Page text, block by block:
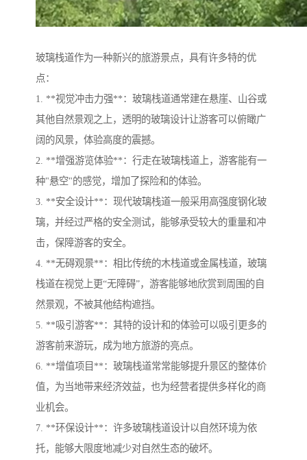
玻璃栈道作为一种新兴的旅游景点，具有许多特的优
点：
1. **视觉冲击力强**：玻璃栈道通常建在悬崖、山谷或
其他自然景观之上，透明的玻璃设计让游客可以俯瞰广
阔的风景，体验高度的震撼。
2. **增强游览体验**：行走在玻璃栈道上，游客能有一
种"悬空"的感觉，增加了探险和的体验。
3. **安全设计**：现代玻璃栈道一般采用高强度钢化玻
璃，并经过严格的安全测试，能够承受较大的重量和冲
击，保障游客的安全。
4. **无碍观景**：相比传统的木栈道或金属栈道，玻璃
栈道在视觉上更“无障碍”，游客能够地欣赏到周围的自
然景观，不被其他结构遮挡。
5. **吸引游客**：其特的设计和的体验可以吸引更多的
游客前来游玩，成为地方旅游的亮点。
6. **增值项目**：玻璃栈道常常能够提升景区的整体价
值，为当地带来经济效益，也为经营者提供多样化的商
业机会。
7. **环保设计**：许多玻璃栈道设计以自然环境为依
托，能够大限度地减少对自然生态的破坏。